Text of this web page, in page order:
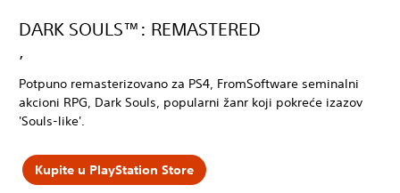
DARK SOULS™: REMASTERED
‚
Potpuno remasterizovano za PS4, FromSoftware seminalni
akcioni RPG, Dark Souls, popularni žanr koji pokreće izazov
'Souls-like'.
Kupite u PlayStation Store